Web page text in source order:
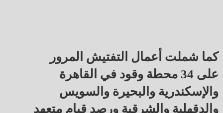
كما شملت أعمال التفتيش المرور
على 34 محطة وقود في القاهرة
والإسكندرية والبحيرة والسويس
والدقهلية والشرقية ورصد قيام متعهد